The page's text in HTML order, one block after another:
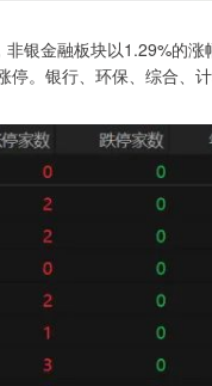
银金融板块以1.29%的
。银行、环保、综合、计